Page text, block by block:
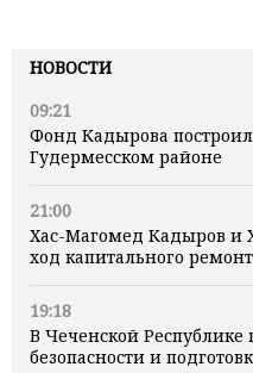
НОВОСТИ
09:21
Фонд Кадырова
Гудермесском районе
21:00
Хас-Магомед Кадыров и
ход капитального
19:18
В Чеченской
безопасности и